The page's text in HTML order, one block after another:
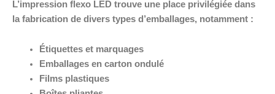
L’impression flexo LED trouve une place privilégiée dans
la fabrication de divers types d’emballages, notamment :
Étiquettes et marquages
Emballages en carton ondulé
Films plastiques